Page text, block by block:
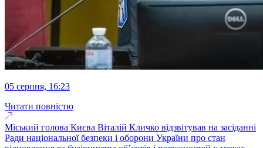
05 серпня, 16:23
Читати повністю
Міський голова Києва Віталій Кличко відзвітував на засіданні
Ради національної безпеки і оборони України про стан